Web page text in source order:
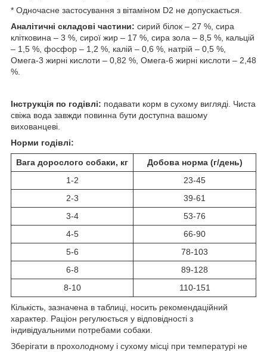
* Одночасне застосування з вітаміном D2 не допускається.
Аналітичні складові частини: сирий білок – 27 %, сира
клітковина – 3 %, сирої жир – 17 %, сира зола – 8,5 %, кальцій
– 1,5 %, фосфор – 1,2 %, калій – 0,6 %, натрій – 0,5 %,
Омега-3 жирні кислоти – 0,82 %, Омега-6 жирні кислоти – 2,48
%.
Інструкція по годівлі: подавати корм в сухому вигляді. Чиста
свіжа вода завжди повинна бути доступна вашому
вихованцеві.
Норми годівлі:
Вага дорослого собаки, кг
Добова норма (г/день)
1-2
23-45
2-3
39-61
3-4
53-76
4-5
66-90
5-6
78-103
6-8
89-128
8-10
110-151
Кількість, зазначена в таблиці, носить рекомендаційний
характер. Раціон регулюється у відповідності з
індивідуальними потребами собаки.
Зберігати в прохолодному і сухому місці при температурі не